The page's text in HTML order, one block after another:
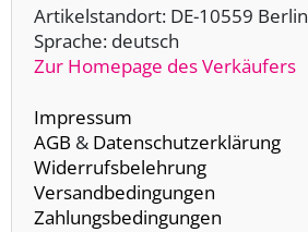
Artikelstandort: DE-10559 Berlin
Sprache: deutsch
Zur Homepage des Verkäufers
Impressum
AGB & Datenschutzerklärung
Widerrufsbelehrung
Versandbedingungen
Zahlungsbedingungen